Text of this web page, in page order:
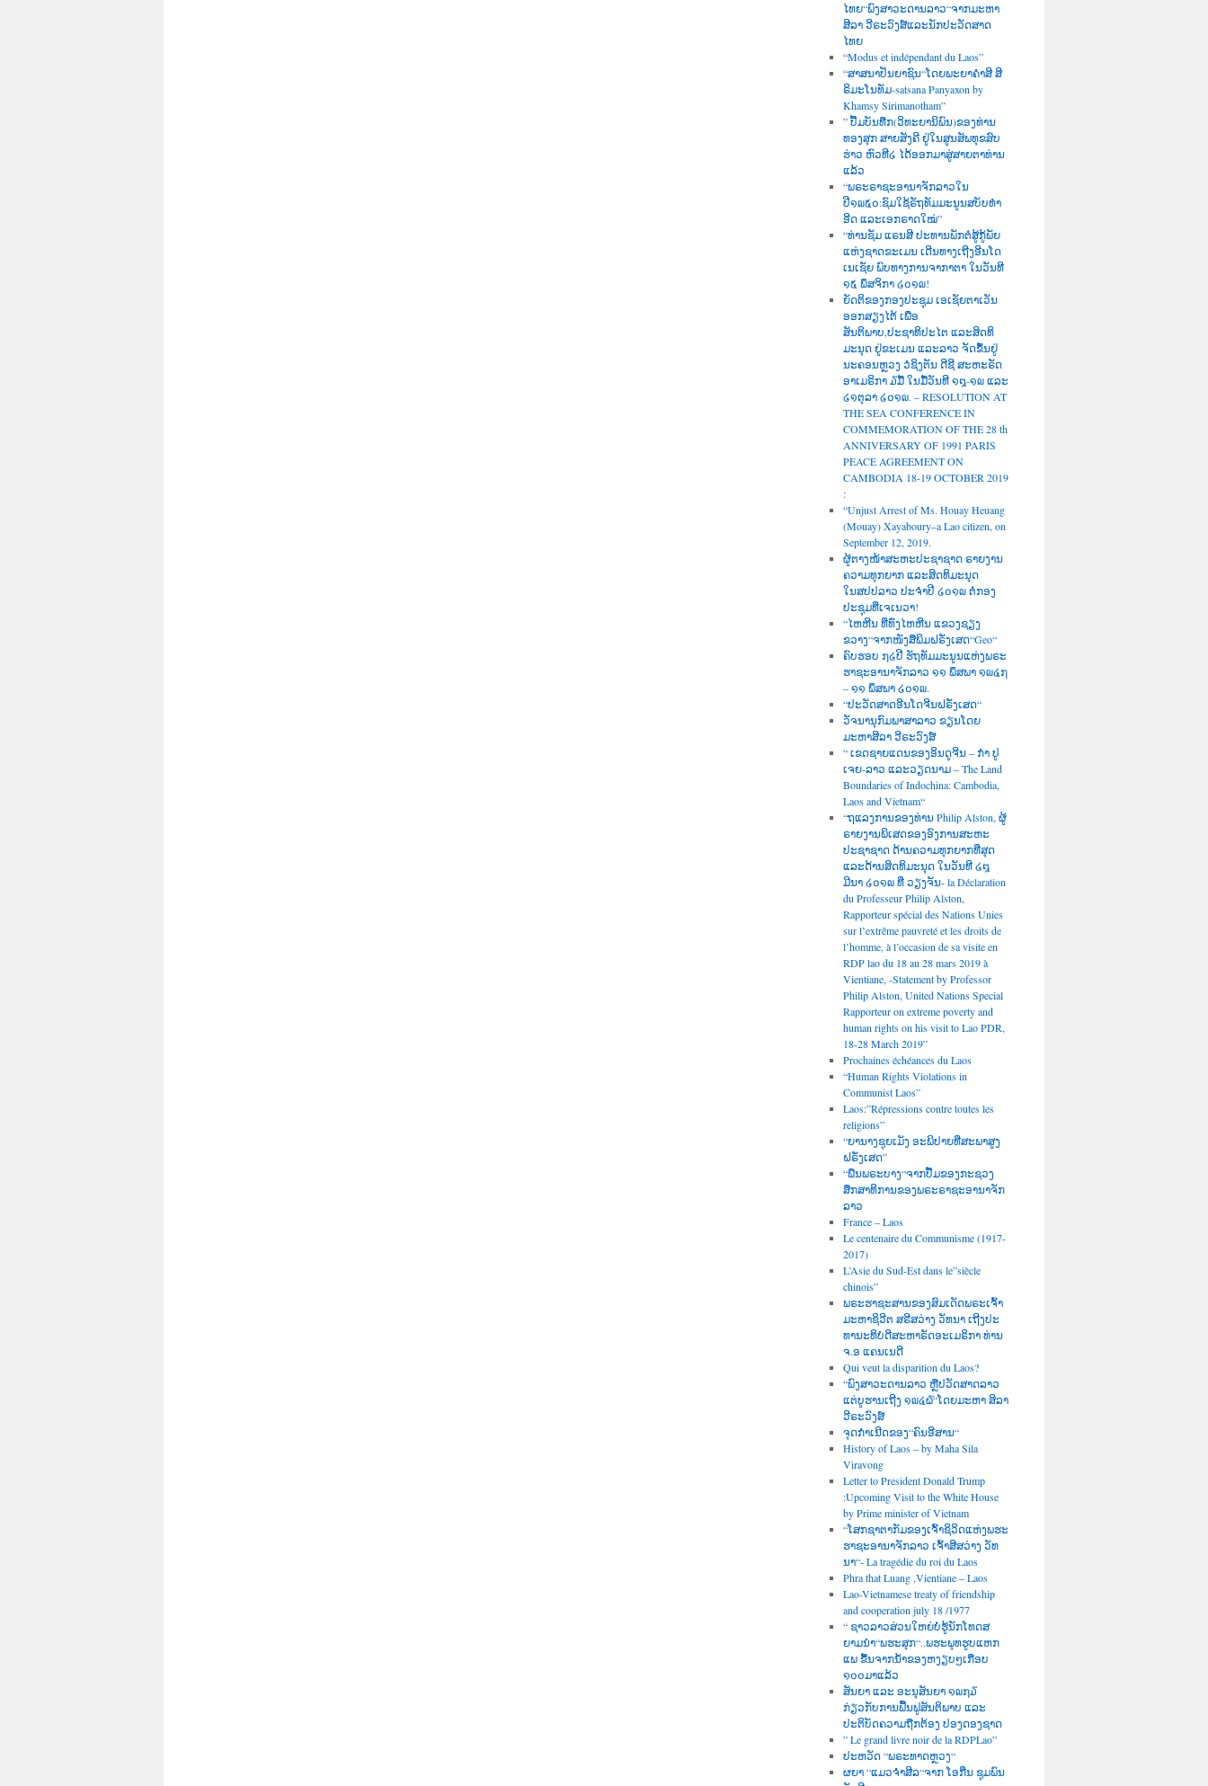
ໄທຍ“ພົງສາວະດານລາວ“ຈາກມະຫາ
ສີລາ ວີຣະວົງສ໌ແລະນັກປະວັດສາດ
ໄທຍ
“Modus et indépendant du Laos”
“ສາສນາປັນຍາຊົນ“ໂດຍພະຍາຄຳສີ ສີ
ຣິມະໂນທັມ-satsana Panyaxon by
Khamsy Sirimanotham”
” ປື້ມບັນທືກ(ວິທະຍານິພົນ)ຂອງທ່ານ
ທອງສຸກ ສາຍສັງຄີ ຢູ່ໃນສູນສັພທຸຂສົບ
ຮ່າວ ຫົວທີ໒ ໄດ້ອອກມາສູ່ສາຍຕາທ່ານ
ແລ້ວ
“ພຣະຣາຊະອານາຈັກລາວໃນ
ປີ໑໙໕໐:ຊົມໃຊ້ຣັຖທັມມະນູນສບັບທຳ
ອີດ ແລະເອກຣາດໃໝ່”
“ທ່ານຊັມ ແຣນສີ ປະທານພັກຕໍ່ສູ້ກູ້ພັຍ
ແຫ່ງຊາດຂະເມນ ເດີນທາງເຖີງອີນໂດ
ເນເຊັຍ ພົບທາງການຈາກາຕາ ໃນວັນທີ
໑໕ ພຶສຈິກາ ໒໐໑໙!
ຍັດຕິຂອງກອງປະຊຸມ ເອເຊັຍຕາເວັນ
ອອກສຽງໄຕ້ ເພື່ອ
ສັນຕິພາບ,ປະຊາທິປະໄຕ ແລະສິດທິ
ມະນຸດ ຢູ່ຂະເມນ ແລະລາວ ຈັດຂຶ້ນຢູ່
ນະຄອນຫຼວງ ວໍຊິງຕັນ ດີຊີ ສະຫະຣັດ
ອາເມຣິກາ ໓ມື້ ໃນມື້ວັນທີ ໑໘-໑໙ ແລະ
໒໑ຕຸລາ ໒໐໑໙. – RESOLUTION AT
THE SEA CONFERENCE IN
COMMEMORATION OF THE 28 th
ANNIVERSARY OF 1991 PARIS
PEACE AGREEMENT ON
CAMBODIA 18-19 OCTOBER 2019
:
“Unjust Arrest of Ms. Houay Heuang
(Mouay) Xayaboury–a Lao citizen, on
September 12, 2019.
ຜູ້ຕາງໜ້າສະຫະປະຊາຊາດ ຣາຍງານ
ຄວາມທຸກຍາກ ແລະສິດທິມະນຸດ
ໃນສປປລາວ ປະຈຳປີ ໒໐໑໙ ຕໍ່ກອງ
ປະຊຸມທີ່ເຈເນວາ!
“ໄຫຫີນ ທີ່ທົ່ງໄຫຫີນ ແຂວງຊຽງ
ຂວາງ“ຈາກໜັງສືພິມຝຣັ່ງເສດ“Geo“
ຄົບຮອບ ໗໒ປີ ຮັຖທັມມະນູນແຫ່ງພຣະ
ຮາຊະອານາຈັກລາວ ໑໑ ພຶສພາ ໑໙໔໗
– ໑໑ ພຶສພາ ໒໐໑໙.
“ປະວັດສາດອີນໂດຈີນຝຣັ່ງເສດ“
ວັຈນານຸກົມພາສາລາວ ຂຽນໂດຍ
ມະຫາສີລາ ວີຣະວົງສ໌
“ ເຂດຊາຍແດນຂອງອິນດູຈີນ – ກຳ ປູ
ເຈຍ-ລາວ ແລະວຽດນາມ – The Land
Boundaries of Indochina: Cambodia,
Laos and Vietnam“
“ຖແລງການຂອງທ່ານ Philip Alston, ຜູ້
ຣາຍງານພິເສດຂອງອົງການສະຫະ
ປະຊາຊາດ ດ້ານຄວາມທຸກຍາກທີ່ສຸດ
ແລະດ້ານສິດທິມະນຸດ ໃນວັນທີ ໒໘
ມີນາ ໒໐໑໙ ທີ່ ວຽງຈັນ- la Déclaration
du Professeur Philip Alston,
Rapporteur spécial des Nations Unies
sur l’extrême pauvreté et les droits de
l’homme, à l’occasion de sa visite en
RDP lao du 18 au 28 mars 2019 à
Vientiane, -Statement by Professor
Philip Alston, United Nations Special
Rapporteur on extreme poverty and
human rights on his visit to Lao PDR,
18-28 March 2019”
Prochaines échéances du Laos
“Human Rights Violations in
Communist Laos”
Laos:”Répressions contre toutes les
religions”
“ຍານາງຊຸຍເມັງ ອະພິປາຍທີ່ສະພາສູງ
ຝຣັ່ງເສດ”
“ພືນພຣະບາງ“ຈາກປື້ມຂອງກະຊວງ
ສືກສາທິການຂອງພຣະຣາຊະອານາຈັກ
ລາວ
France – Laos
Le centenaire du Communisme (1917-
2017)
L’Asie du Sud-Est dans le”siècle
chinois”
ພຣະຮາຊະສານຂອງສົມເດັດພຣະເຈົ້າ
ມະຫາຊິວີຕ ສຣີສວ່າງ ວັທນາ ເຖີງປະ
ທານະທິບໍດີສະຫາຣັດອະເມຣິກາ ທ່ານ
ຈ.ອ ແຄນເນດີ
Qui veut la disparition du Laos?
“ພົງສາວະດານລາວ ຫຼືປວັດສາດລາວ
ແຕ່ບູຮານເຖີງ ໑໙໔໖“ໂດຍມະຫາ ສິລາ
ວີຣະວົງສ໌
ຈຸດກຳເນີດຂອງ“ຄົນອີສານ“
History of Laos – by Maha Sila
Viravong
Letter to President Donald Trump
:Upcoming Visit to the White House
by Prime minister of Vietnam
“ໂສກຊາຕາກັມຂອງເຈົ້າຊິວິດແຫ່ງພຮະ
ຮາຊະອານາຈັກລາວ ເຈົ້າສີສວ່າງ ວັທ
ນາ“- La tragédie du roi du Laos
Phra that Luang ,Vientiane – Laos
Lao-Vietnamese treaty of friendship
and cooperation july 18 /1977
“ ຊາວລາວສ່ວນໃຫຍ່ບໍ່ຮູ້ນັກໂທດສ
ຍາມນຳ“ພຮະສຸກ“..ພຮະພຸທຮູບແຫກ
ແພ ຂື້ນຈາກນໍ້າຂອງຫງຽບໆເກືອບ
໑໐໐ມາແລ້ວ
ສັນຍາ ແລະ ອະນຸສັນຍາ ໑໙໗໓
ກ່ຽວກັບການຟື້ນຟູສັນຕິພາບ ແລະ
ປະຕິບັດຄວາມຖືກຕ້ອງ ປອງດອງຊາດ
” Le grand livre noir de la RDPLao”
ປະຫວັດ “ພຣະທາດຫຼວງ“
ຜຍາ “ແມວຈຳສີລ“ຈາກ ໂອກີ່ນ ຊຸມພົນ